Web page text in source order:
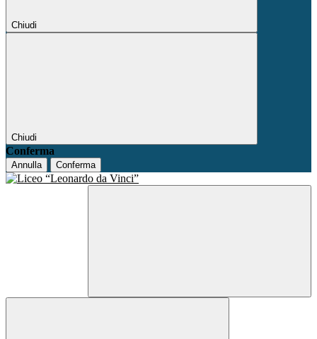
Chiudi
Chiudi
Conferma
Annulla Conferma